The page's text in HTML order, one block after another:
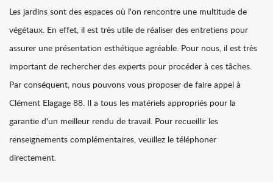
Les jardins sont des espaces où l'on rencontre une multitude de
végétaux. En effet, il est très utile de réaliser des entretiens pour
assurer une présentation esthétique agréable. Pour nous, il est très
important de rechercher des experts pour procéder à ces tâches.
Par conséquent, nous pouvons vous proposer de faire appel à
Clément Elagage 88. Il a tous les matériels appropriés pour la
garantie d'un meilleur rendu de travail. Pour recueillir les
renseignements complémentaires, veuillez le téléphoner
directement.